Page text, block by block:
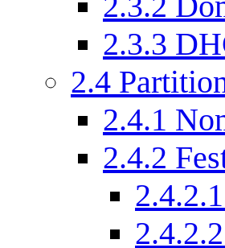
2.3.3
2.4
2.4.1
2.4.2
2.4.2.1
2.4.2.2